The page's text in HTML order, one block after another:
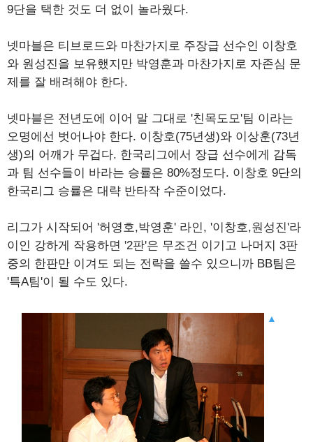
9단을 택한 것도 더 없이 놀라웠다.
넷마블은 티브로드와 마찬가지로 주장급 선수인 이창호
와 원성진을 보유했지만 박영훈과 마찬가지로 자존심 문
제를 잘 배려해야 한다.
넷마블은 전년도에 이어 말 그대로 '친목도모'팀 이라는
오명에선 벗어나야 한다. 이창호(75년생)와 이상훈(73년
생)의 어깨가 무겁다. 한국리그에서 장급 선수에게 감독
과 팀 선수들이 바라는 승률은 80%정도다. 이창호 9단의
한국리그 승률은 대략 반타작 수준이었다.
리그가 시작되어 '허영호,박영훈' 라인, '이창호,원성진'라
이인 강하게 작용하면 '2판'은 무조건 이기고 나머지 3판
중의 한판만 이겨도 되는 전략을 쓸수 있으니까 BB팀은
'특A팀'이 될 수도 있다.
▲